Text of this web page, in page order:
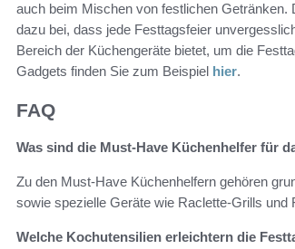
auch beim Mischen von festlichen Getränken.
dazu bei, dass jede Festtagsfeier
Bereich der Küchengeräte bietet, um die
Gadgets finden Sie zum Beispiel hier.
FAQ
Was sind die Must-Have Küchenhelfer für
Zu den Must-Have Küchenhelfern gehören
sowie spezielle Geräte wie Raclette-Grills
Welche Kochutensilien erleichtern die